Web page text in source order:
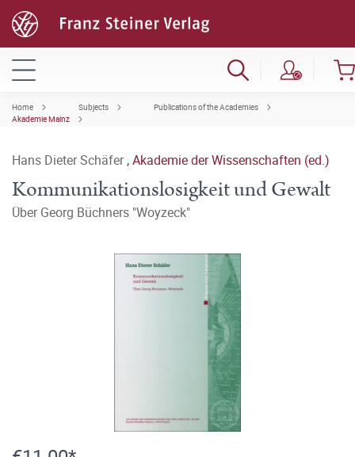
Home Subjects
Publications of the Academies
Akademie Mainz
Hans Dieter Schäfer,Akademie der Wissenschaften (ed.)
Kommunikationslosigkeit und Gewalt
Über Georg Büchners "Woyzeck"